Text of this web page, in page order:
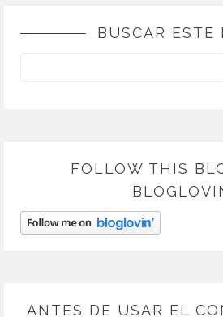
BUSCAR ESTE
FOLLOW THIS
ANTES DE USAR EL